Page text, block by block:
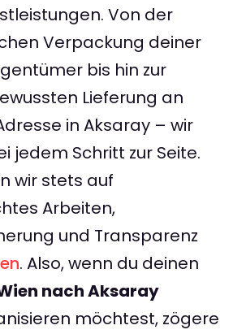
Von der
Verpackung deiner
bis hin zur
Lieferung an
in Aksaray – wir
jedem Schritt zur Seite.
wir stets auf
Arbeiten,
und Transparenz
. Also, wenn du deinen
nach Aksaray
möchtest, zögere